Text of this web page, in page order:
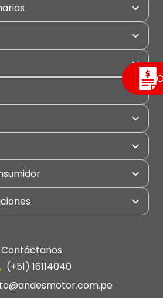
Cargadores
Excavadoras
Grúas
Telescópico
Montacargas
Compactador
de Servicio
Contáctanos
(+51) 16114040